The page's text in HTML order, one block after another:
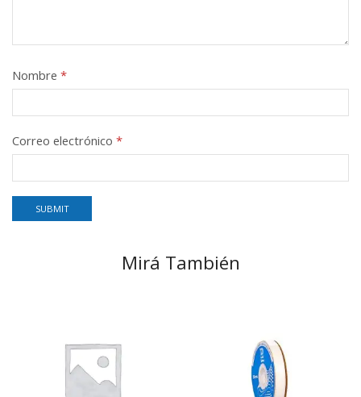
Nombre *
Correo electrónico *
Mirá También